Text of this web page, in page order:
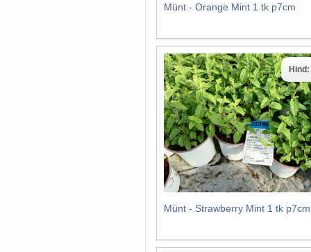
Münt - Orange Mint 1 tk p7cm
Münt - Strawberry Mint 1 tk p7cm
Hind: